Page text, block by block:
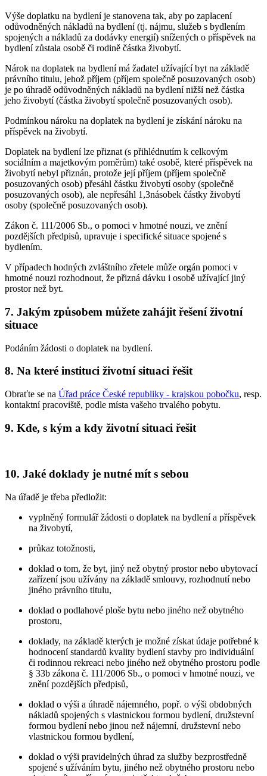
Výše doplatku na bydlení je stanovena tak, aby po zaplacení
odůvodněných nákladů na bydlení (tj. nájmu, služeb s bydlením
spojených a nákladů za dodávky energií) snížených o příspěvek na
bydlení zůstala osobě či rodině částka živobytí.
Nárok na doplatek na bydlení má žadatel užívající byt na základě
právního titulu, jehož příjem (příjem společně posuzovaných osob)
je po úhradě odůvodněných nákladů na bydlení nižší než částka
jeho živobytí (částka živobytí společně posuzovaných osob).
Podmínkou nároku na doplatek na bydlení je získání nároku na
příspěvek na živobytí.
Doplatek na bydlení lze přiznat (s přihlédnutím k celkovým
sociálním a majetkovým poměrům) také osobě, které příspěvek na
živobytí nebyl přiznán, protože její příjem (příjem společně
posuzovaných osob) přesáhl částku živobytí osoby (společně
posuzovaných osob), ale nepřesáhl 1,3násobek částky živobytí
osoby (společně posuzovaných osob).
Zákon č. 111/2006 Sb., o pomoci v hmotné nouzi, ve znění
pozdějších předpisů, upravuje i specifické situace spojené s
bydlením.
V případech hodných zvláštního zřetele může orgán pomoci v
hmotné nouzi rozhodnout, že přizná dávku i osobě užívající jiný
prostor než byt.
7. Jakým způsobem můžete zahájit řešení životní
situace
Podáním žádosti o doplatek na bydlení.
8. Na které instituci životní situaci řešit
Obraťte se na Úřad práce České republiky - krajskou pobočku, resp.
kontaktní pracoviště, podle místa vašeho trvalého pobytu.
9. Kde, s kým a kdy životní situaci řešit
10. Jaké doklady je nutné mít s sebou
Na úřadě je třeba předložit:
vyplněný formulář žádosti o doplatek na bydlení a příspěvek
na živobytí,
průkaz totožnosti,
doklad o tom, že byt, jiný než obytný prostor nebo ubytovací
zařízení jsou užívány na základě smlouvy, rozhodnutí nebo
jiného právního titulu,
doklad o podlahové ploše bytu nebo jiného než obytného
prostoru,
doklady, na základě kterých je možné získat údaje potřebné k
hodnocení standardů kvality bydlení stavby pro individuální
či rodinnou rekreaci nebo jiného než obytného prostoru podle
§ 33b zákona č. 111/2006 Sb., o pomoci v hmotné nouzi, ve
znění pozdějších předpisů,
doklad o výši a úhradě nájemného, popř. o výši obdobných
nákladů spojených s vlastnickou formou bydlení, družstevní
formou bydlení nebo jinou než nájemní, družstevní nebo
vlastnickou formou bydlení,
doklad o výši pravidelných úhrad za služby bezprostředně
spojené s užíváním bytu, jiného než obytného prostoru nebo